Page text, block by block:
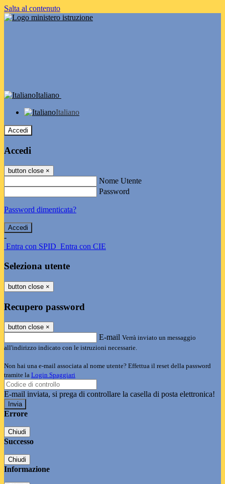
Salta al contenuto
Italiano
Italiano
Accedi
Accedi
button close ×
Nome Utente
Password
Password dimenticata?
-
Entra con SPID Entra con CIE
Seleziona utente
button close ×
Recupero password
button close ×
E-mail Verrà inviato un messaggio
all'indirizzo indicato con le istruzioni necessarie.
Non hai una e-mail associata al nome utente? Effettua il reset della password
tramite la Login Spaggiari
E-mail inviata, si prega di controllare la casella di posta elettronica!
Errore
Chiudi
Successo
Chiudi
Informazione